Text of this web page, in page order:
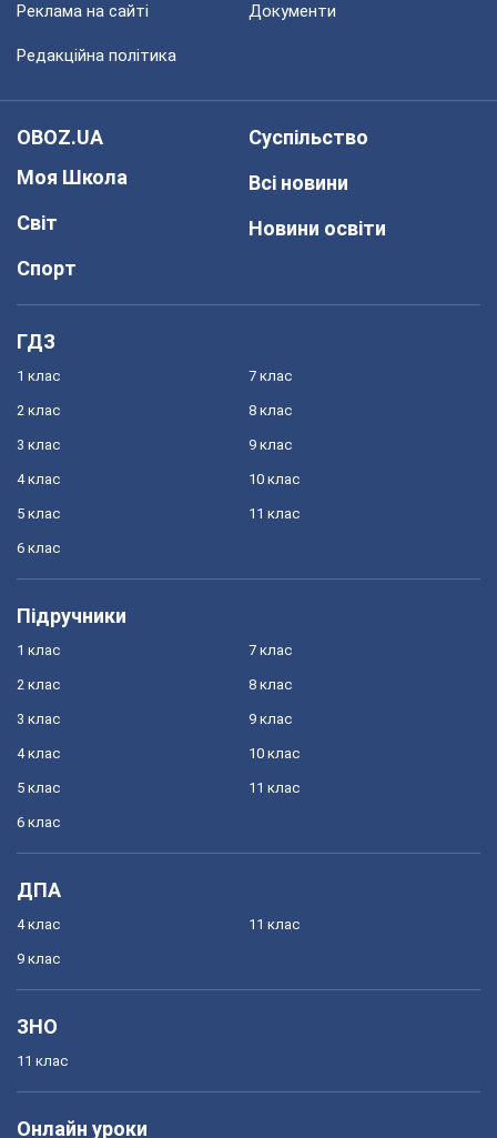
Реклама на сайті Документи
Редакційна політика
OBOZ.UA
Моя Школа
Світ
Спорт
Суспільство
Всі новини
Новини освіти
ГДЗ
1 клас
2 клас
3 клас
4 клас
5 клас
6 клас
7 клас
8 клас
9 клас
10 клас
11 клас
Підручники
1 клас
2 клас
3 клас
4 клас
5 клас
6 клас
7 клас
8 клас
9 клас
10 клас
11 клас
ДПА
4 клас
9 клас
11 клас
ЗНО
11 клас
Онлайн уроки